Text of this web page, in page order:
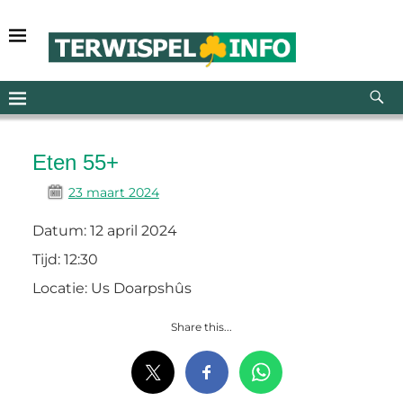
Eten 55+
23 maart 2024
Datum: 12 april 2024
Tijd: 12:30
Locatie: Us Doarpshûs
Share this...